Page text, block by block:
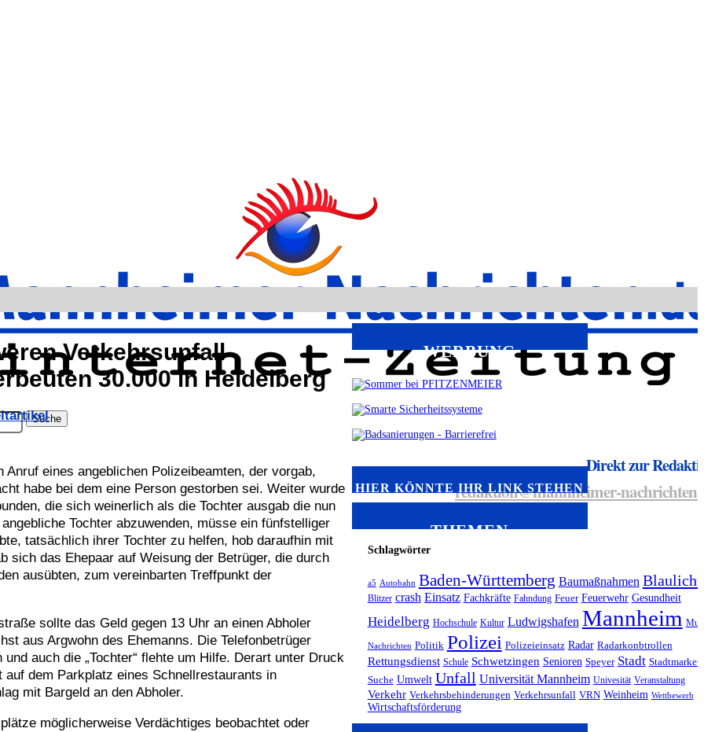
Direkt zur
redaktion@mannheimer-
Verkehrsunfall
30.000 in Heidelberg
eines angeblichen Polizeibeamten, der vorgab,
habe bei dem eine Person gestorben sei. Weiter wurde
die sich weinerlich als die Tochter ausgab die nun
Tochter abzuwenden, müsse ein fünfstelliger
tatsächlich ihrer Tochter zu helfen, hob daraufhin mit
sich das Ehepaar auf Weisung der Betrüger, die durch
ausübten, zum vereinbarten Treffpunkt der
sollte das Geld gegen 13 Uhr an einen Abholer
aus Argwohn des Ehemanns. Die Telefonbetrüger
auch die „Tochter“ flehte um Hilfe. Derart unter Druck
dem Parkplatz eines Schnellrestaurants in
mit Bargeld an den Abholer.
möglicherweise Verdächtiges beobachtet oder
WERBUNG
HIER KÖNNTE IHR LINK STEHEN
THEMEN
Schlagwörter
a5 Autobahn Baden-Württemberg Baumaßnahmen Blaulicht
Blitzer crash Einsatz Fachkräfte Fahndung Feuer Feuerwehr Gesundheit
Heidelberg Hochschule Kultur Ludwigshafen Mannheim
Nachrichten Politik Polizei Polizeieinsatz Radar Radarkonbtrollen
Rettungsdienst Schule Schwetzingen Senioren Speyer Stadt
Suche Umwelt Unfall Universität Mannheim Univesität Veranstaltung
Verkehr Verkehrsbehinderungen Verkehrsunfall VRN Weinheim Wettbewerb
Wirtschaftsförderung